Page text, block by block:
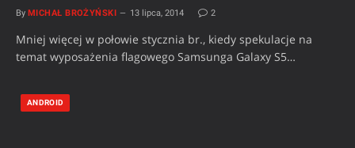
By MICHAŁ BROŻYŃSKI 13 lipca, 2014 2
Mniej więcej w połowie stycznia br., kiedy spekulacje na
temat wyposażenia flagowego Samsunga Galaxy S5…
ANDROID